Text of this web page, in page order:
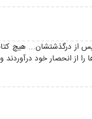
درگذشتشان... هیچ
از انحصار خود